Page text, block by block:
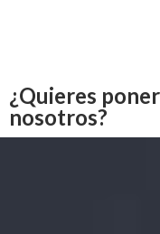
¿Quieres
nosotros?